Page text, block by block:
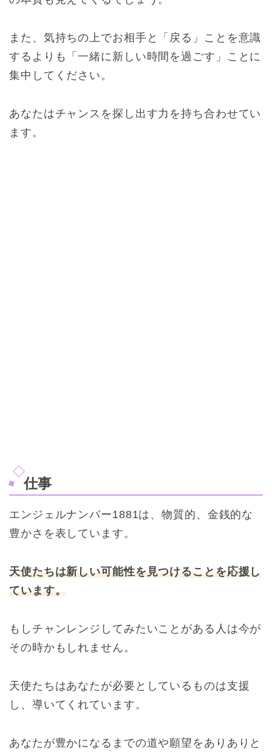
また、気持ちの上でお相手と「戻る」ことを意識
するよりも「一緒に新しい時間を過ごす」ことに
集中してください。
あなたはチャンスを探し出す力を持ち合わせてい
ます。
仕事
エンジェルナンバー1881は、物質的、金銭的な
豊かさを表しています。
天使たちは新しい可能性を見つけることを応援し
ています。
もしチャンレンジしてみたいことがある人は今が
その時かもしれません。
天使たちはあなたが必要としているものは支援
し、導いてくれています。
あなたが豊かになるまでの道や願望をありありと